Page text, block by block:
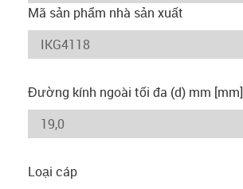
Mã sản phẩm nhà sản xuất
Đường kính ngoài tối đa (d) mm [mm]
Loại cáp